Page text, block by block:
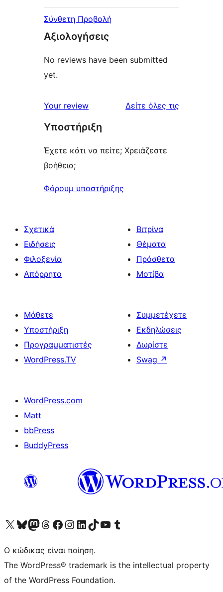
Σύνθετη Προβολή
Αξιολογήσεις
No reviews have been submitted
yet.
Your review Δείτε όλες τις
Υποστήριξη
Έχετε κάτι να πείτε; Χρειάζεστε
βοήθεια;
Φόρουμ υποστήριξης
Σχετικά
Ειδήσεις
Φιλοξενία
Απόρρητο
Βιτρίνα
Θέματα
Πρόσθετα
Μοτίβα
Μάθετε
Υποστήριξη
Προγραμματιστές
WordPress.TV
Συμμετέχετε
Εκδηλώσεις
Δωρίστε
Swag ↗
WordPress.com
Matt
bbPress
BuddyPress
Visit our X (formerly Twitter) account
Visit our Bluesky account
Επισκεφθείτε τον λογαριασμό μας στο Mastodon
Visit our Threads account
Επισκεφτείτε τη σελίδα μας στο Facebook
Επισκεφθείτε τον λογαριασμό μας Instagram
Επισκεφθείτε τον λογαριασμό μας LinkedIn
Visit our TikTok account
Visit our YouTube channel
Visit our Tumblr account
Ο κώδικας είναι ποίηση.
The WordPress® trademark is the intellectual property
of the WordPress Foundation.